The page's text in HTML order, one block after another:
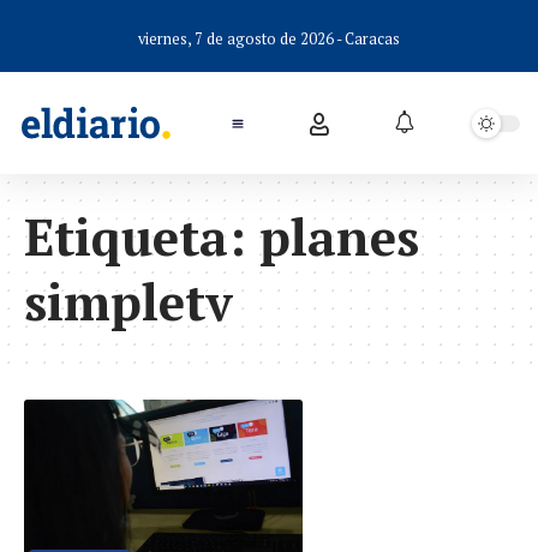
viernes, 7 de agosto de 2026 - Caracas
Etiqueta: planes
simpletv